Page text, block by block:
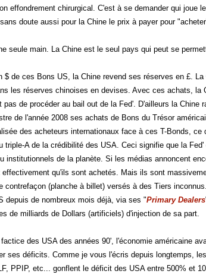
effondrement chirurgical. C'est à se demander qui
doute aussi pour la Chine le prix à payer pour
seule main. La Chine est le seul pays qui peut se
$ de ces Bons US, la Chine revend ses réserves en £.
les réserves chinoises en devises. Avec ces achats, la
de procéder au bail out de la Fed'. D'ailleurs la Chine
de l'année 2008 ses achats de Bons du Trésor
des acheteurs internationaux face à ces T-Bonds, ce
triple-A de la crédibilité des USA. Ceci signifie que la
institutionnels de la planète. Si les médias annoncent
qu'ils sont achetés. Mais ils sont
contrefaçon (planche à billet) versés à des Tiers
depuis de nombreux mois déjà, via ses "Primary Dealers
de milliards de Dollars (artificiels) d'injection de sa part.
des USA des années 90', l'économie américaine
ses déficits. Comme je vous l'écris depuis longtemps,
PPIP, etc... gonflent le déficit des USA entre 500% et